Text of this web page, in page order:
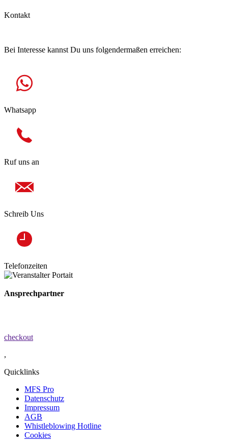
Kontakt
Bei Interesse kannst Du uns folgendermaßen erreichen:
Whatsapp
Ruf uns an
Schreib Uns
Telefonzeiten
Ansprechpartner
checkout
,
Quicklinks
MFS Pro
Datenschutz
Impressum
AGB
Whistleblowing Hotline
Cookies